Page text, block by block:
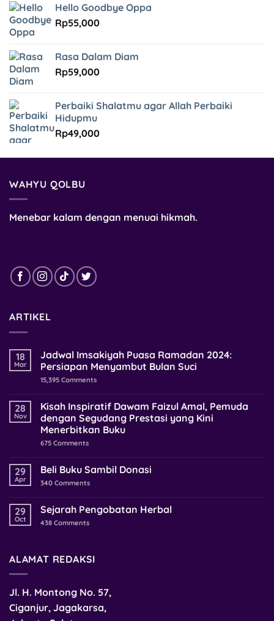
Hello Goodbye Oppa
Rp55,000
Rasa Dalam Diam
Rp59,000
Perbaiki Shalatmu agar Allah Perbaiki
Hidupmu
Rp49,000
WAHYU QOLBU
Menebar kalam dengan menuai hikmah.
ARTIKEL
18
Mar
Jadwal Imsakiyah Puasa Ramadan 2024:
Persiapan Menyambut Bulan Suci
15,395 Comments
28
Nov
Kisah Inspiratif Dawam Faizul Amal, Pemuda
dengan Segudang Prestasi yang Kini
Menerbitkan Buku
675 Comments
29
Apr
Beli Buku Sambil Donasi
340 Comments
29
Oct
Sejarah Pengobatan Herbal
438 Comments
ALAMAT REDAKSI
Jl. H. Montong No. 57,
Ciganjur, Jagakarsa,